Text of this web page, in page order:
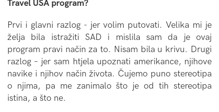
Travel USA program?
Prvi i glavni razlog - jer volim putovati. Velika mi je
želja bila istražiti SAD i mislila sam da je ovaj
program pravi način za to. Nisam bila u krivu. Drugi
razlog – jer sam htjela upoznati amerikance, njihove
navike i njihov način života. Čujemo puno stereotipa
o njima, pa me zanimalo što je od tih stereotipa
istina, a što ne.